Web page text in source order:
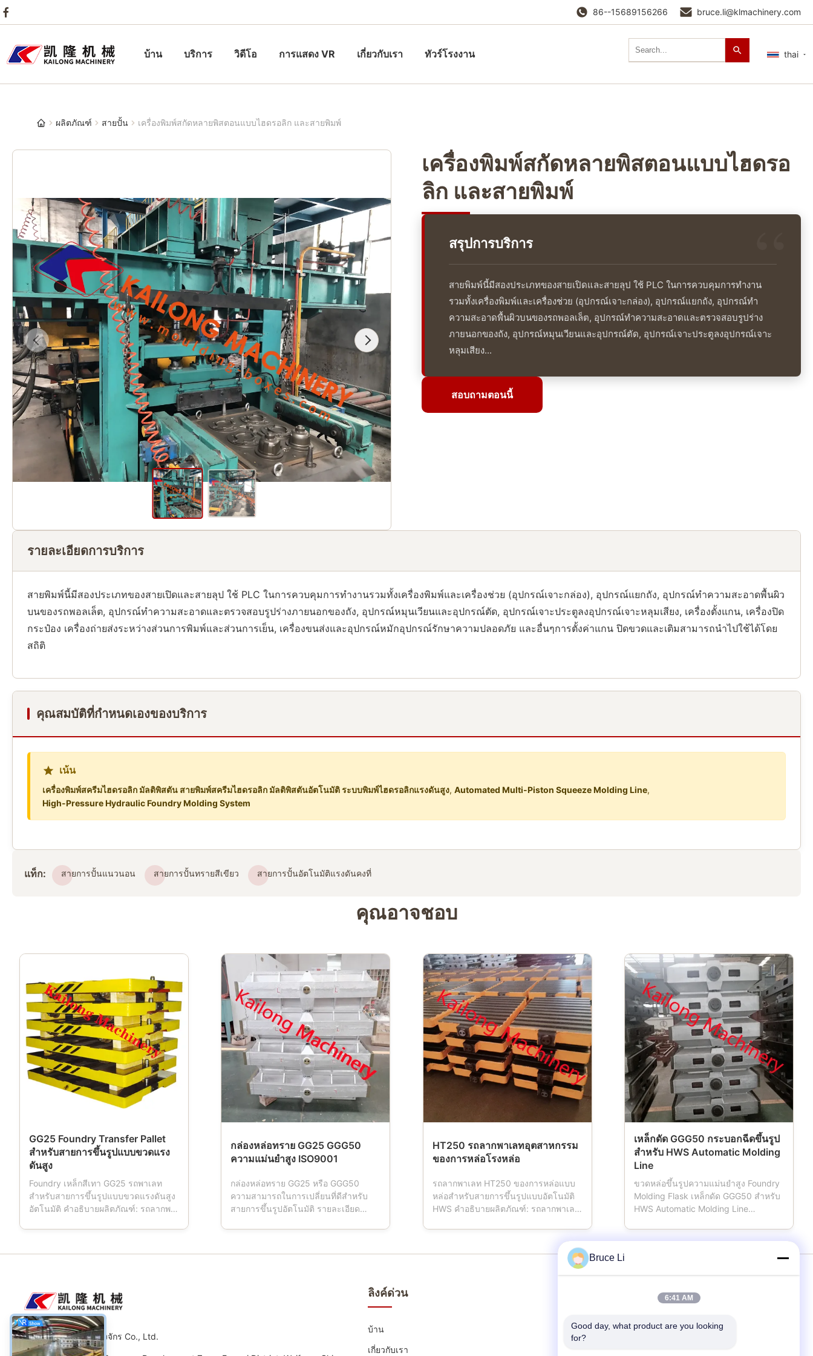
86--15689156266 bruce.li@klmachinery.com
บ้าน บริการ วิดีโอ การแสดง VR เกี่ยวกับเรา ทัวร์โรงงาน thai
ผลิตภัณฑ์ สายปั้น เครื่องพิมพ์สกัดหลายพิสตอนแบบไฮดรอลิก และสายพิมพ์
เครื่องพิมพ์สกัดหลายพิสตอนแบบไฮดรอ
ลิก และสายพิมพ์
สรุปการบริการ
สายพิมพ์นี้มีสองประเภทของสายเปิดและสายลุป ใช้ PLC ในการควบคุมการทํางาน
รวมทั้งเครื่องพิมพ์และเครื่องช่วย (อุปกรณ์เจาะกล่อง), อุปกรณ์แยกถัง, อุปกรณ์ทํา
ความสะอาดพื้นผิวบนของรถพอลเล็ต, อุปกรณ์ทําความสะอาดและตรวจสอบรูปร่าง
ภายนอกของถัง, อุปกรณ์หมุนเวียนและอุปกรณ์ตัด, อุปกรณ์เจาะประตูลงอุปกรณ์เจาะ
หลุมเสียง...
สอบถามตอนนี้
สอบถามตอนนี้
รายละเอียดการบริการ
สายพิมพ์นี้มีสองประเภทของสายเปิดและสายลุป ใช้ PLC ในการควบคุมการทํางานรวมทั้งเครื่องพิมพ์และเครื่องช่วย (อุปกรณ์เจาะกล่อง), อุปกรณ์แยกถัง, อุปกรณ์ทําความสะอาดพื้นผิว
บนของรถพอลเล็ต, อุปกรณ์ทําความสะอาดและตรวจสอบรูปร่างภายนอกของถัง, อุปกรณ์หมุนเวียนและอุปกรณ์ตัด, อุปกรณ์เจาะประตูลงอุปกรณ์เจาะหลุมเสียง, เครื่องตั้งแกน, เครื่องปิด
กระป๋อง เครื่องถ่ายส่งระหว่างส่วนการพิมพ์และส่วนการเย็น, เครื่องขนส่งและอุปกรณ์หมักอุปกรณ์รักษาความปลอดภัย และอื่นๆการตั้งค่าแกน ปิดขวดและเติมสามารถนําไปใช้ได้โดย
สถิติ
คุณสมบัติที่กำหนดเองของบริการ
เน้น
เครื่องพิมพ์สครีมไฮดรอลิก มัลติพิสตัน สายพิมพ์สครีมไฮดรอลิก มัลติพิสตันอัตโนมัติ ระบบพิมพ์ไฮดรอลิกแรงดันสูง, Automated Multi-Piston Squeeze Molding Line,
High-Pressure Hydraulic Foundry Molding System
แท็ก: สายการปั้นแนวนอน สายการปั้นทรายสีเขียว สายการปั้นอัตโนมัติแรงดันคงที่
คุณอาจชอบ
GG25 Foundry Transfer Pallet
สำหรับสายการขึ้นรูปแบบขวดแรง
ดันสูง
Foundry เหล็กสีเทา GG25 รถพาเลท
สำหรับสายการขึ้นรูปแบบขวดแรงดันสูง
อัตโนมัติ คำอธิบายผลิตภัณฑ์: รถลากพา
กล่องหล่อทราย GG25 GGG50
ความแม่นยำสูง ISO9001
กล่องหล่อทราย GG25 หรือ GGG50
ความสามารถในการเปลี่ยนที่ดีสำหรับ
สายการขึ้นรูปอัตโนมัติ รายละเอียด
HT250 รถลากพาเลทอุตสาหกรรม
ของการหล่อโรงหล่อ
รถลากพาเลท HT250 ของการหล่อแบบ
หล่อสำหรับสายการขึ้นรูปแบบอัตโนมัติ
HWS คำอธิบายผลิตภัณฑ์: รถลากพาเลท
เคลื่อนการขนส่งกล่องแม่พิมพ์ รถ Pallet
มักทำจากวัสดุเหล็กหล่อแล้วกลึงให้ตรง
เหล็กดัด GGG50 กระบอกฉีดขึ้นรูป
สำหรับ HWS Automatic Molding
Line
ขวดหล่อขึ้นรูปความแม่นยำสูง Foundry
Molding Flask เหล็กดัด GGG50 สำหรับ
HWS Automatic Molding Line
เหวยฟาง Kailong เครื่องจักร Co., Ltd.
ลิงค์ด่วน
บ้าน
เกี่ยวกับเรา
สายปั้น
Bruce Li
6:41 AM
Good day, what product are you looking
for?